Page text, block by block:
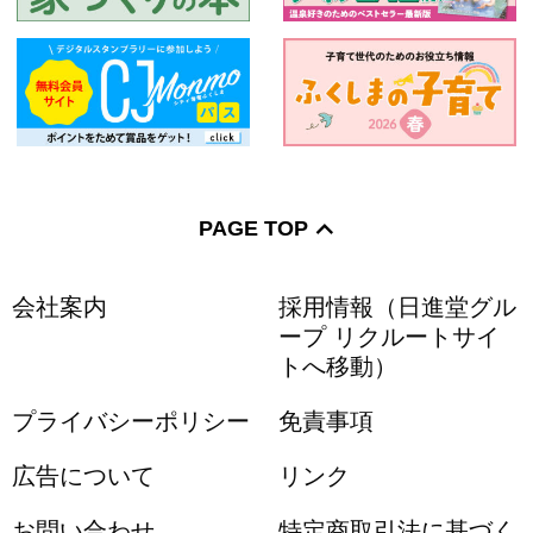
PAGE TOP
会社案内
採用情報（日進堂グル
ープ リクルートサイ
トへ移動）
プライバシーポリシー 免責事項
広告について リンク